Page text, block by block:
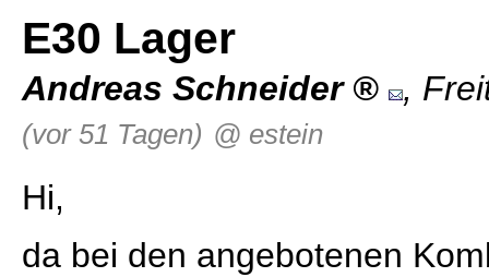
E30 Lager
Andreas Schneider ,
(vor 51 Tagen) @ estein
Hi,
da bei den angebotenen